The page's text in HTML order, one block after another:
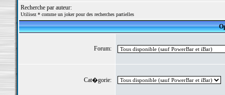
Recherche par auteur:
Utilisez * comme un joker pour des recherches partielles
Forum:
Cat�gorie: